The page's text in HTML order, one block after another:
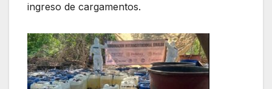
ingreso de cargamentos.